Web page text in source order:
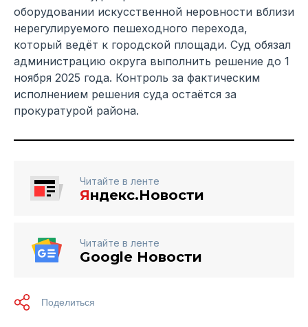
оборудовании искусственной неровности вблизи
нерегулируемого пешеходного перехода,
который ведёт к городской площади. Суд обязал
администрацию округа выполнить решение до 1
ноября 2025 года. Контроль за фактическим
исполнением решения суда остаётся за
прокуратурой района.
Читайте в ленте
Яндекс.Новости
Читайте в ленте
Google Новости